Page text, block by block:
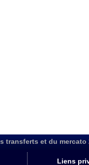
transferts et du mercato
Liens